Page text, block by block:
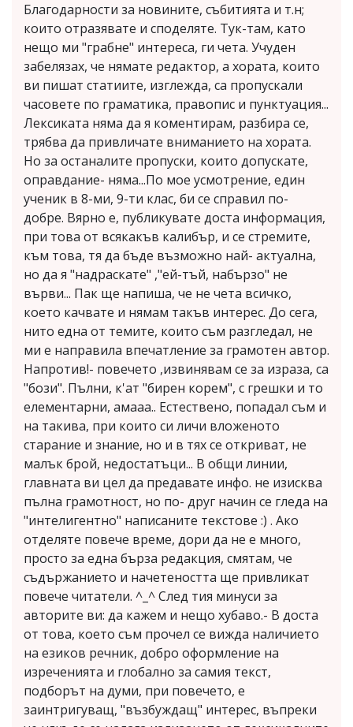
Благодарности за новините, събитията и т.н;
които отразявате и споделяте. Тук-там, като
нещо ми "грабне" интереса, ги чета. Учуден
забелязах, че нямате редактор, а хората, които
ви пишат статиите, изглежда, са пропускали
часовете по граматика, правопис и пунктуация...
Лексиката няма да я коментирам, разбира се,
трябва да привличате вниманието на хората.
Но за останалите пропуски, които допускате,
оправдание- няма...По мое усмотрение, един
ученик в 8-ми, 9-ти клас, би се справил по-
добре. Вярно е, публикувате доста информация,
при това от всякакъв калибър, и се стремите,
към това, тя да бъде възможно най- актуална,
но да я "надраскате" ,"ей-тъй, набързо" не
върви... Пак ще напиша, че не чета всичко,
което качвате и нямам такъв интерес. До сега,
нито една от темите, които съм разгледал, не
ми е направила впечатление за грамотен автор.
Напротив!- повечето ,извинявам се за израза, са
"бози". Пълни, к'ат "бирен корем", с грешки и то
елементарни, амааа.. Естествено, попадал съм и
на такива, при които си личи вложеното
старание и знание, но и в тях се откриват, не
малък брой, недостатъци... В общи линии,
главната ви цел да предавате инфо. не изисква
пълна грамотност, но по- друг начин се гледа на
"интелигентно" написаните текстове :) . Ако
отделяте повече време, дори да не е много,
просто за една бърза редакция, смятам, че
съдържанието и начетеността ще привликат
повече читатели. ^_^ След тия минуси за
авторите ви: да кажем и нещо хубаво.- В доста
от това, което съм прочел се вижда наличието
на езиков речник, добро оформление на
изреченията и глобално за самия текст,
подборът на думи, при повечето, е
заинтригуващ, "възбуждащ" интерес, въпреки